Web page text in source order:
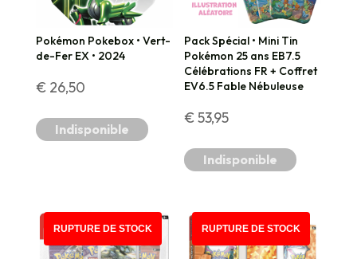
Pokémon Pokebox • Vert-
de-Fer EX • 2024
€ 26,50
Indisponible
Pack Spécial • Mini Tin
Pokémon 25 ans EB7.5
Célébrations FR + Coffret
EV6.5 Fable Nébuleuse
€ 53,95
Indisponible
RUPTURE DE STOCK RUPTURE DE STOCK